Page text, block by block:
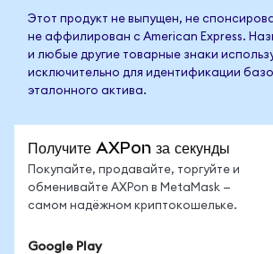
Этот продукт не выпущен, не
не аффилирован с American Express.
и любые другие товарные знаки
исключительно для идентификации
эталонного актива.
Получите AXPon за секунды
Покупайте, продавайте, торгуйте и
обменивайте AXPon в MetaMask —
самом надёжном криптокошельке.
Google Play